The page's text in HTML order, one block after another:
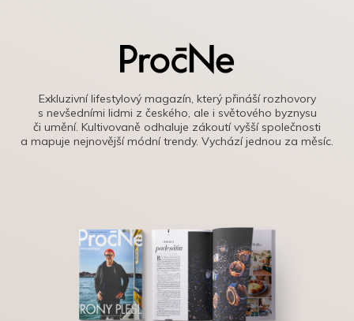
Exkluzivní lifestylový magazín, který přináší rozhovory
s nevšedními lidmi z českého, ale i světového byznysu
či umění. Kultivovaně odhaluje zákoutí vyšší společnosti
a mapuje nejnovější módní trendy. Vychází jednou za měsíc.